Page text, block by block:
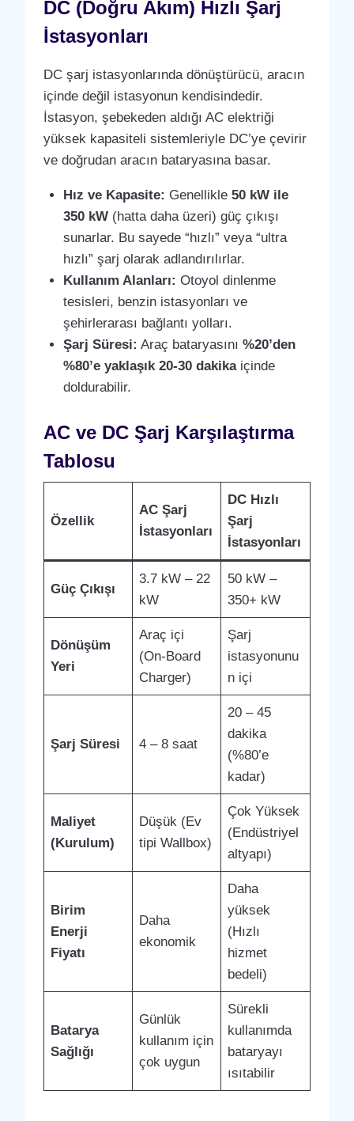
DC (Doğru Akım) Hızlı Şarj
İstasyonları
DC şarj istasyonlarında dönüştürücü, aracın
içinde değil istasyonun kendisindedir.
İstasyon, şebekeden aldığı AC elektriği
yüksek kapasiteli sistemleriyle DC’ye çevirir
ve doğrudan aracın bataryasına basar.
Hız ve Kapasite: Genellikle50 kW ile
350 kW (hatta daha üzeri) güç çıkışı
sunarlar. Bu sayede “hızlı” veya “ultra
hızlı” şarj olarak adlandırılırlar.
Kullanım Alanları: Otoyol dinlenme
tesisleri, benzin istasyonları ve
şehirlerarası bağlantı yolları.
Şarj Süresi: Araç bataryasını%20’den
%80’e yaklaşık 20-30 dakikaiçinde
doldurabilir.
AC ve DC Şarj Karşılaştırma
Tablosu
Özellik
AC Şarj
İstasyonları
DC Hızlı
Şarj
İstasyonları
Güç Çıkışı
3.7 kW – 22
kW
50 kW –
350+ kW
Dönüşüm
Yeri
Araç içi
(On-Board
Charger)
Şarj
istasyonunu
n içi
Şarj Süresi 4 – 8 saat
20 – 45
dakika
(%80’e
kadar)
Maliyet
(Kurulum)
Düşük (Ev
tipi Wallbox)
Çok Yüksek
(Endüstriyel
altyapı)
Birim
Enerji
Fiyatı
Daha
ekonomik
Daha
yüksek
(Hızlı
hizmet
bedeli)
Batarya
Sağlığı
Günlük
kullanım için
çok uygun
Sürekli
kullanımda
bataryayı
ısıtabilir